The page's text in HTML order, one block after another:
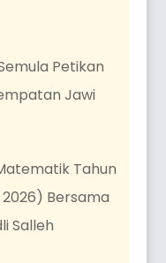
Petikan
Jawi
Tahun
Bersama
Salleh